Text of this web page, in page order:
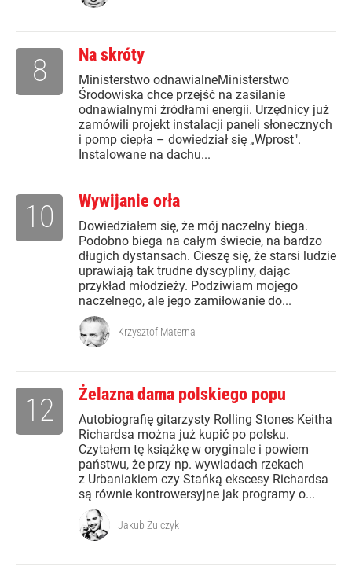
Na skróty
Ministerstwo odnawialneMinisterstwo
Środowiska chce przejść na zasilanie
odnawialnymi źródłami energii. Urzędnicy już
zamówili projekt instalacji paneli słonecznych
i pomp ciepła – dowiedział się „Wprost".
Instalowane na dachu...
8
Wywijanie orła
Dowiedziałem się, że mój naczelny biega.
Podobno biega na całym świecie, na bardzo
długich dystansach. Cieszę się, że starsi ludzie
uprawiają tak trudne dyscypliny, dając
przykład młodzieży. Podziwiam mojego
naczelnego, ale jego zamiłowanie do...
10
Krzysztof Materna
Żelazna dama polskiego popu
Autobiografię gitarzysty Rolling Stones Keitha
Richardsa można już kupić po polsku.
Czytałem tę książkę w oryginale i powiem
państwu, że przy np. wywiadach rzekach
z Urbaniakiem czy Stańką ekscesy Richardsa
są równie kontrowersyjne jak programy o...
12
Jakub Żulczyk